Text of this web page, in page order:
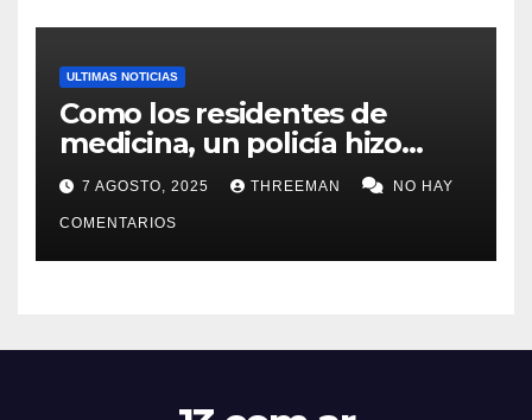
ULTIMAS NOTICIAS
Como los residentes de
medicina, un policía hizo
trampa en un examen para
obtener un ascenso en Santa
Fe y fue suspendido
7 AGOSTO, 2025 THREEMAN NO HAY
COMENTARIOS